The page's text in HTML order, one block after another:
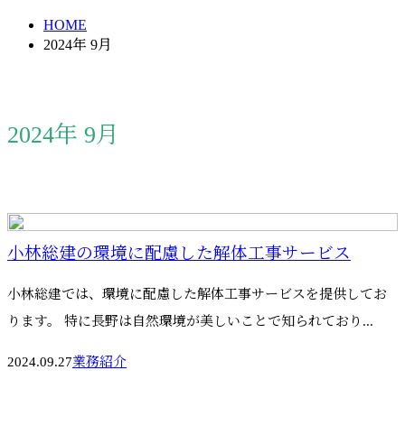
HOME
2024年 9月
2024年 9月
小林総建の環境に配慮した解体工事サービス
小林総建では、環境に配慮した解体工事サービスを提供してお
ります。 特に長野は自然環境が美しいことで知られており...
2024.09.27業務紹介